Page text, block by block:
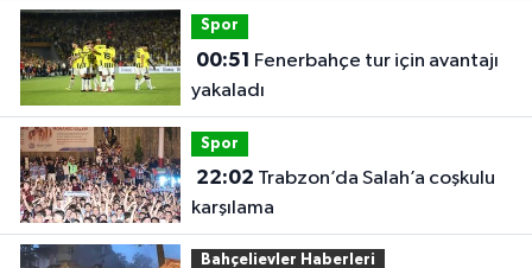
Spor
00:51
yakaladı
Spor
22:02
karşılama
Bahçelievler Haberleri